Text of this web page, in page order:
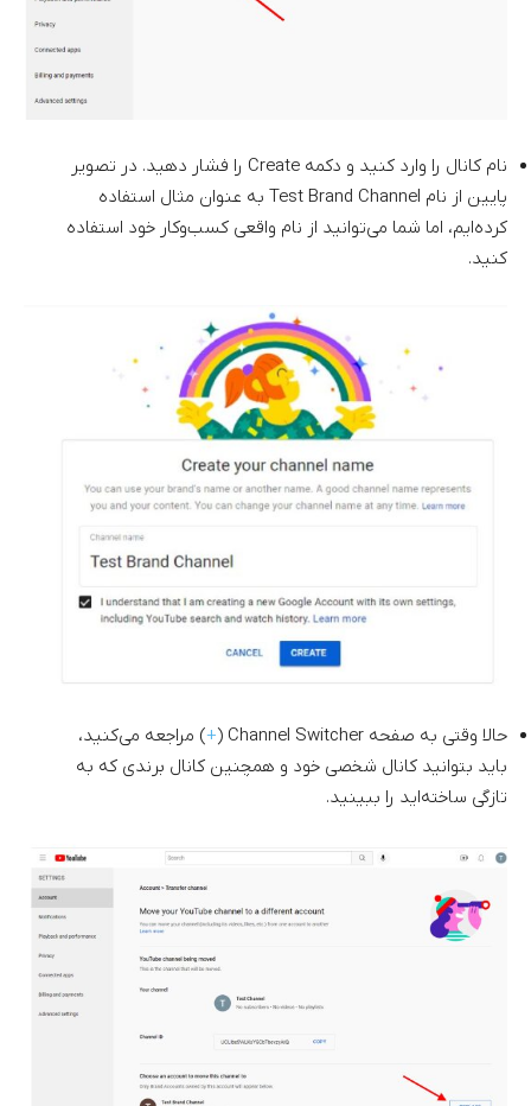
نام کانال را وارد کنید و دکمه Create را فشار دهید. در تصویر
پایین از نام Test Brand Channel به عنوان مثال استفاده
کرده‌ایم، اما شما می‌توانید از نام واقعی کسب‌وکار خود استفاده
کنید.
حالا وقتی به صفحه Channel Switcher ( +) مراجعه می‌کنید،
باید بتوانید کانال شخصی خود و همچنین کانال برندی که به
تازگی ساخته‌اید را ببینید.